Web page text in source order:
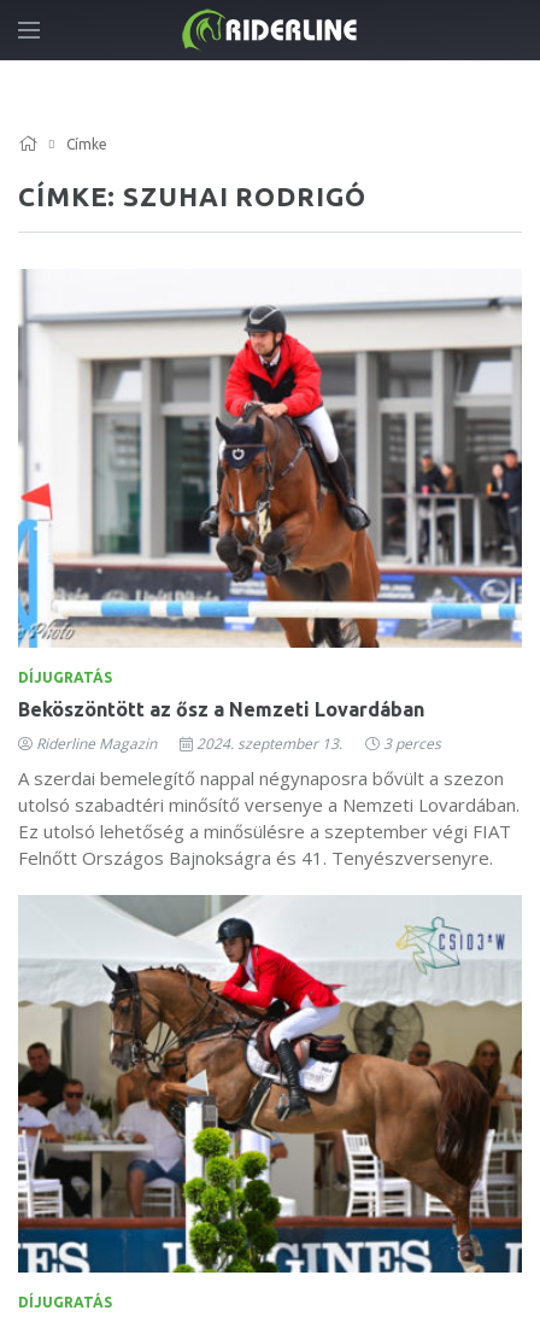
Címke
CÍMKE: SZUHAI RODRIGÓ
DÍJUGRATÁS
Beköszöntött az ősz a Nemzeti Lovardában
Riderline Magazin 2024. szeptember 13. 3 perces
A szerdai bemelegítő nappal négynaposra bővült a szezon
utolsó szabadtéri minősítő versenye a Nemzeti Lovardában.
Ez utolsó lehetőség a minősülésre a szeptember végi FIAT
Felnőtt Országos Bajnokságra és 41. Tenyészversenyre.
DÍJUGRATÁS